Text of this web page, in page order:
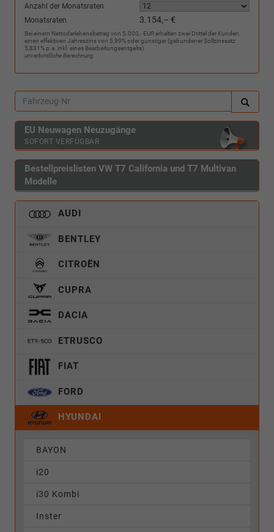
Anzahl der Monatsraten
Monatsraten
3.154,– €
Bei einem Nettodarlehensbetrag von 5.000,- EUR erhalten zwei Drittel der Kunden
einen effektiven Jahreszins von 5,99% oder günstiger (gebundener Sollzinssatz
5,831% p.a. inkl. eines Bearbeitungsentgelts).
unverbindliche Berechnung
EU Neuwagen Neuzugänge
SOFORT VERFÜGBAR
Bestellpreislisten VW T7 California und T7 Multivan
Modelle
AUDI
BENTLEY
CITROËN
CUPRA
DACIA
ETRUSCO
FIAT
FORD
HYUNDAI
BAYON
i20
i30 Kombi
Inster